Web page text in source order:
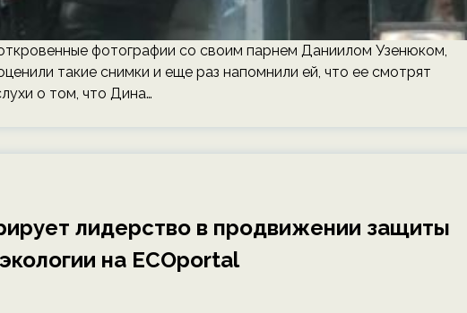
фотографии со своим парнем Даниилом Узенюком,
такие снимки и еще раз напомнили ей, что ее смотрят
о том, что Дина…
лидерство в продвижении защиты
на ECOportal